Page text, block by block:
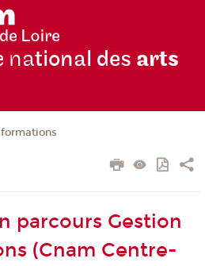
national des arts
parcours Gestion
(Cnam Centre-